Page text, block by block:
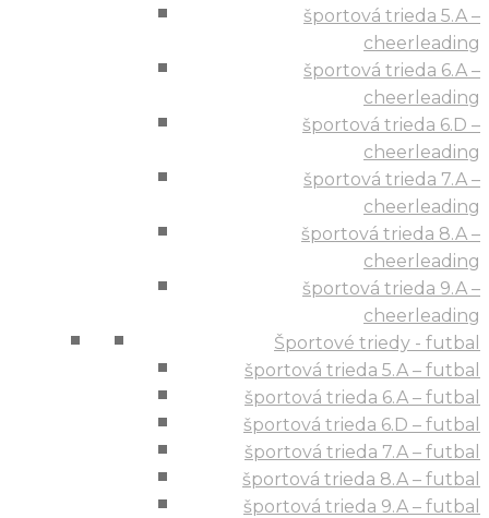
športová trieda 5.A –
cheerleading
športová trieda 6.A –
cheerleading
športová trieda 6.D –
cheerleading
športová trieda 7.A –
cheerleading
športová trieda 8.A –
cheerleading
športová trieda 9.A –
cheerleading
Športové triedy - futbal
športová trieda 5.A – futbal
športová trieda 6.A – futbal
športová trieda 6.D – futbal
športová trieda 7.A – futbal
športová trieda 8.A – futbal
športová trieda 9.A – futbal